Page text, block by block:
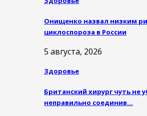
Онищенко назвал низким
циклоспороза в России
5 августа, 2026
Здоровье
Британский хирург чуть не
неправильно соединив…